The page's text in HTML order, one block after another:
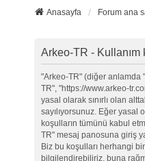
Anasayfa Forum ana
Arkeo-TR - Kullanım
"Arkeo-TR" (diğer anlamda
TR", "https://www.arkeo-
yasal olarak sınırlı olan
sayılıyorsunuz. Eğer yasal
koşulların tümünü kabul
TR" mesaj panosuna giriş
Biz bu koşulları herhangi
bilgilendirebiliriz, buna